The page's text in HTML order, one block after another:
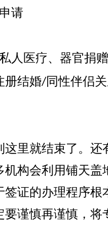
请
人医疗、器官捐
册结婚/同性伴侣
这里就结束了。还
机构会利用铺天盖
签证的办理程序根
要谨慎再谨慎，将